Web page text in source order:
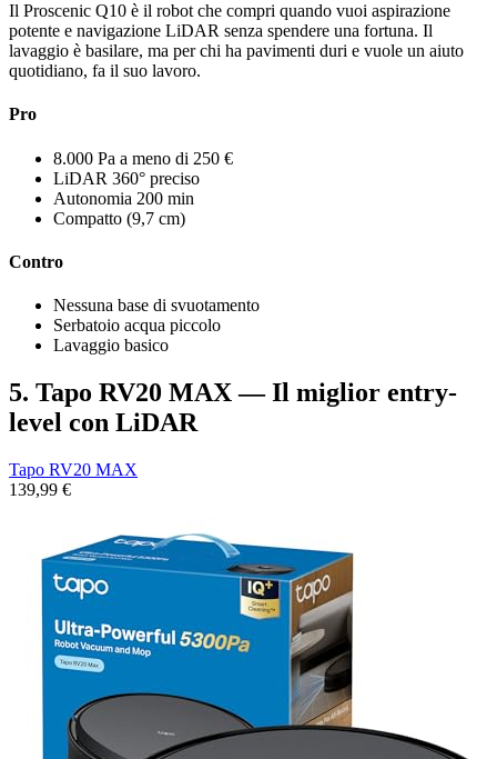
Il Proscenic Q10 è il robot che compri quando vuoi aspirazione
potente e navigazione LiDAR senza spendere una fortuna. Il
lavaggio è basilare, ma per chi ha pavimenti duri e vuole un aiuto
quotidiano, fa il suo lavoro.
Pro
8.000 Pa a meno di 250 €
LiDAR 360° preciso
Autonomia 200 min
Compatto (9,7 cm)
Contro
Nessuna base di svuotamento
Serbatoio acqua piccolo
Lavaggio basico
5. Tapo RV20 MAX — Il miglior entry-
level con LiDAR
Tapo RV20 MAX
139,99 €